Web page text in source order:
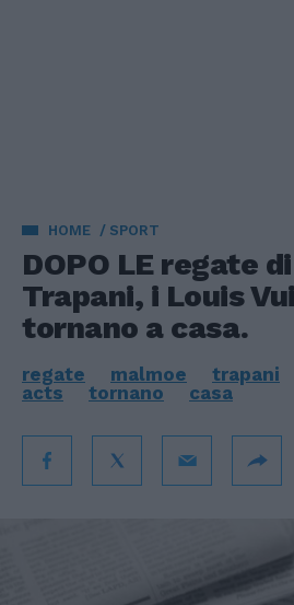
HOME SPORT
DOPO LE regate
Trapani, i Louis
tornano a casa.
regate malmoe trapani
acts
tornano casa